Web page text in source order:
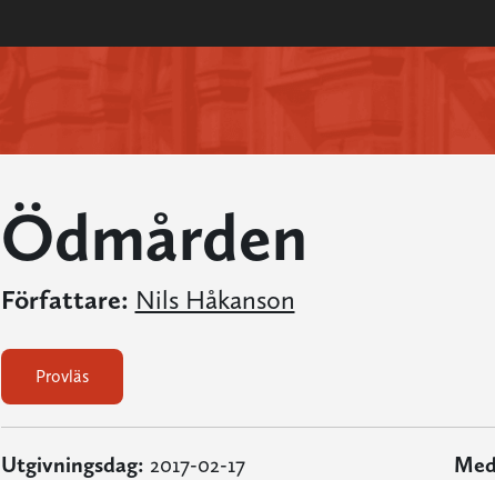
Ödmården
Författare: Nils Håkanson
Provläs
Utgivningsdag: 2017-02-17